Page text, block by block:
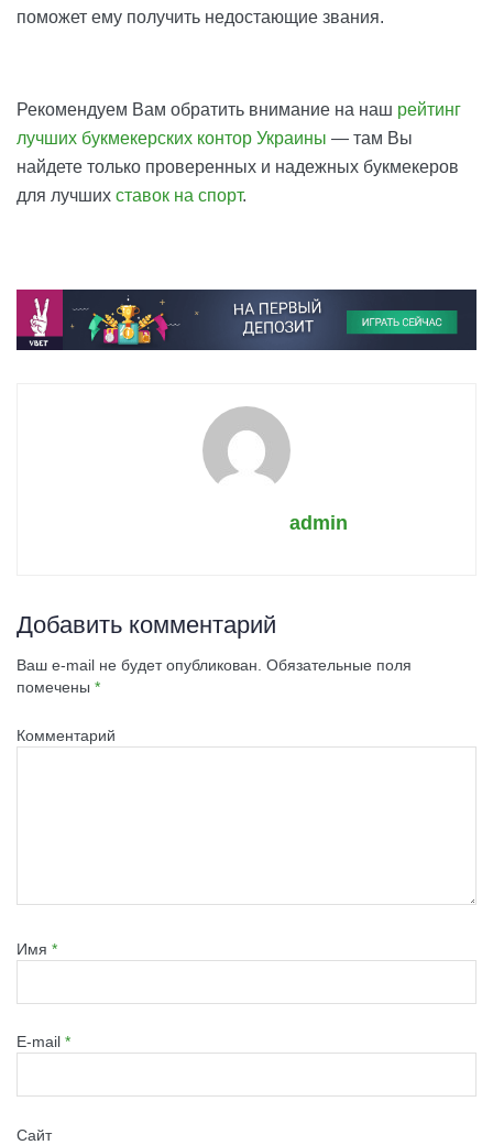
поможет ему получить недостающие звания.
Рекомендуем Вам обратить внимание на наш рейтинг
лучших букмекерских контор Украины — там Вы
найдете только проверенных и надежных букмекеров
для лучших ставок на спорт.
admin
Добавить комментарий
Ваш e-mail не будет опубликован. Обязательные поля
помечены *
Комментарий
Имя *
E-mail *
Сайт